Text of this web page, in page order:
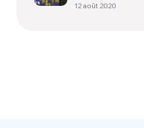
12 août 2020